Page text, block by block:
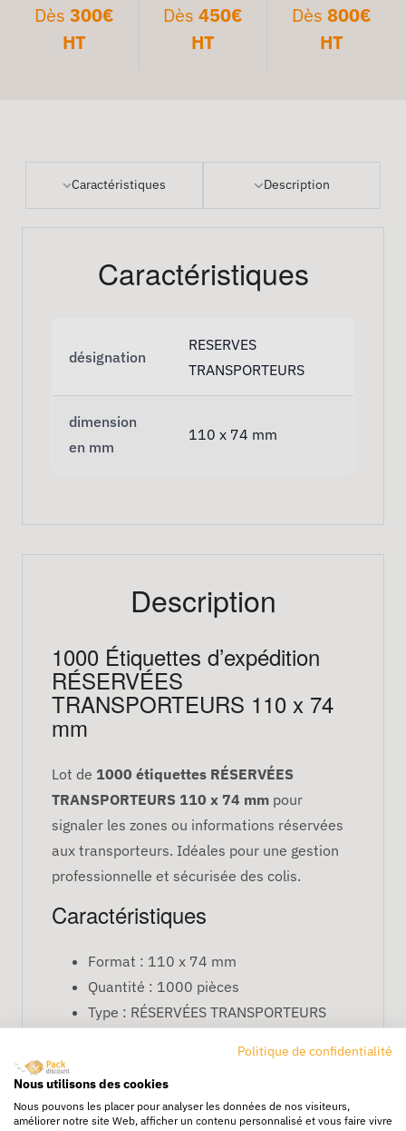
Dès300€
HT
Dès 450€
HT
Dès 800€
HT
Caractéristiques Description
Caractéristiques
désignation
RESERVES
TRANSPORTEURS
dimension
en mm
110 x 74 mm
Description
1000 Étiquettes d’expédition
RÉSERVÉES
TRANSPORTEURS 110 x 74
mm
Lot de 1000 étiquettes RÉSERVÉES
TRANSPORTEURS 110 x 74 mm pour
signaler les zones ou informations réservées
aux transporteurs. Idéales pour une gestion
professionnelle et sécurisée des colis.
Caractéristiques
Format : 110 x 74 mm
Quantité : 1000 pièces
Type : RÉSERVÉES TRANSPORTEURS
FAQ
Politique de confidentialité
Nous utilisons des cookies
Nous pouvons les placer pour analyser les données de nos visiteurs,
améliorer notre site Web, afficher un contenu personnalisé et vous faire vivre